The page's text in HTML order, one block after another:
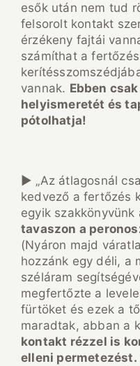
esők után nem tud
felsorolt kontakt
érzékeny fajtái
számíthat a
vannak. Ebben
helyismeretét és
pótolhatja!
► „Az átlagosnál
kedvező a fertőzés
egyik szakkönyvünk
tavaszon a
(Nyáron majd
hozzánk egy déli, a
széláram
megfertőzte a
fürtöket és ezek a
maradtak, abban a
kontakt rézzel is
elleni permetezést.